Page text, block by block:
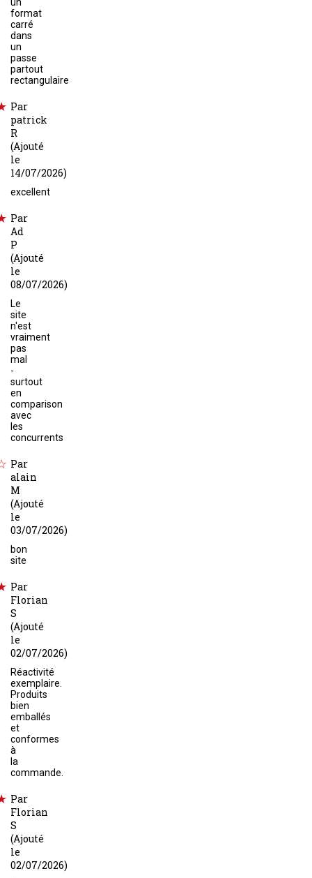
format
carré
dans
un
passe
partout
rectangulaire
Par
patrick
R
(Ajouté
le
14/07/2026)
excellent
Par
Ad
P
(Ajouté
le
08/07/2026)
Le
site
n'est
vraiment
pas
mal
-
surtout
en
comparison
avec
les
concurrents
Par
alain
M
(Ajouté
le
03/07/2026)
bon
site
Par
Florian
S
(Ajouté
le
02/07/2026)
Réactivité
exemplaire.
Produits
bien
emballés
et
conformes
à
la
commande.
Par
Florian
S
(Ajouté
le
02/07/2026)